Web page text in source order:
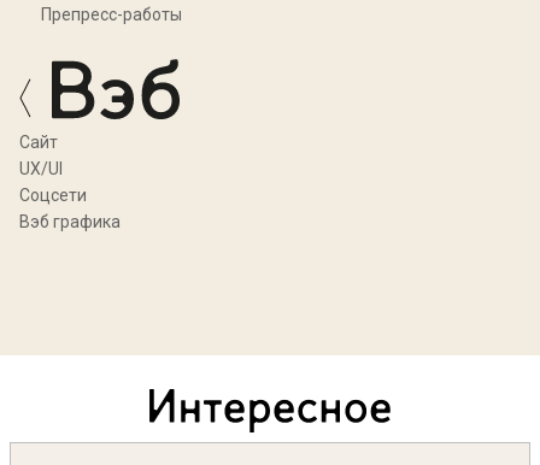
Препресс-работы
Cайт
UX/UI
Соцсети
Вэб графика